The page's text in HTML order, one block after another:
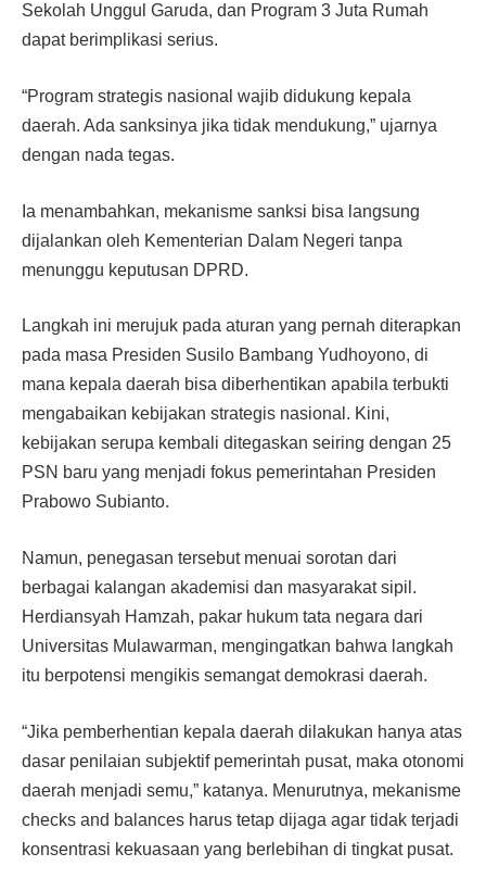
Sekolah Unggul Garuda, dan Program 3 Juta Rumah
dapat berimplikasi serius.
“Program strategis nasional wajib didukung kepala
daerah. Ada sanksinya jika tidak mendukung,” ujarnya
dengan nada tegas.
Ia menambahkan, mekanisme sanksi bisa langsung
dijalankan oleh Kementerian Dalam Negeri tanpa
menunggu keputusan DPRD.
Langkah ini merujuk pada aturan yang pernah diterapkan
pada masa Presiden Susilo Bambang Yudhoyono, di
mana kepala daerah bisa diberhentikan apabila terbukti
mengabaikan kebijakan strategis nasional. Kini,
kebijakan serupa kembali ditegaskan seiring dengan 25
PSN baru yang menjadi fokus pemerintahan Presiden
Prabowo Subianto.
Namun, penegasan tersebut menuai sorotan dari
berbagai kalangan akademisi dan masyarakat sipil.
Herdiansyah Hamzah, pakar hukum tata negara dari
Universitas Mulawarman, mengingatkan bahwa langkah
itu berpotensi mengikis semangat demokrasi daerah.
“Jika pemberhentian kepala daerah dilakukan hanya atas
dasar penilaian subjektif pemerintah pusat, maka otonomi
daerah menjadi semu,” katanya. Menurutnya, mekanisme
checks and balances harus tetap dijaga agar tidak terjadi
konsentrasi kekuasaan yang berlebihan di tingkat pusat.